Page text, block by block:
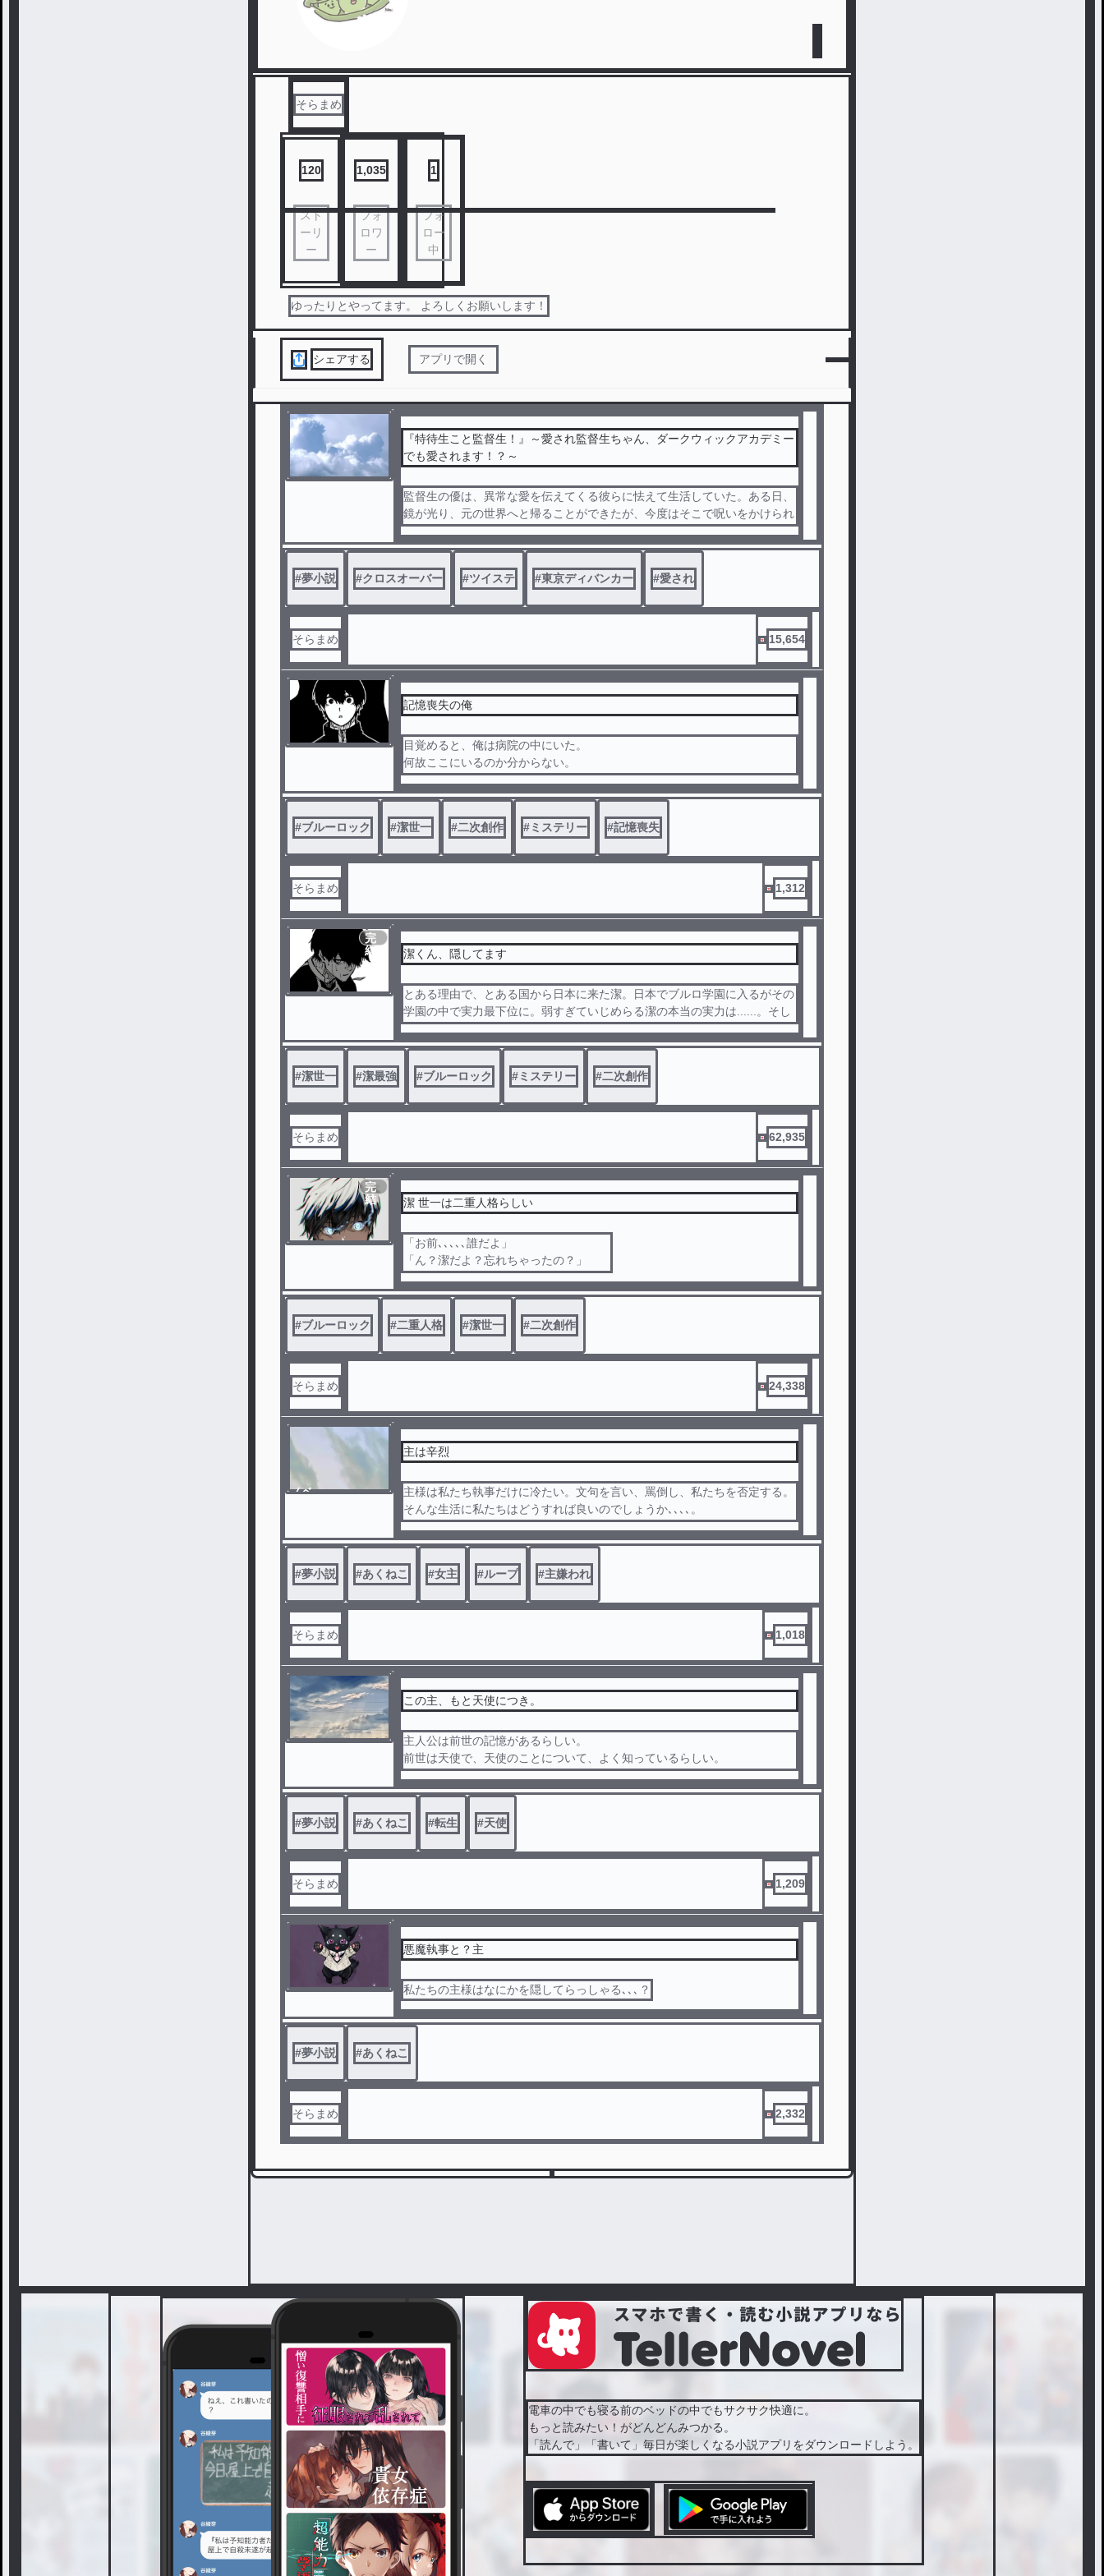
そらまめ
120
スト
ーリ
ー
1,035
フォ
ロワ
ー
1
フォ
ロー
中
ゆったりとやってます。 よろしくお願いします！
シェアする アプリで開く
『特待生こと監督生！』～愛され監督生ちゃん、ダークウィックアカデミー
でも愛されます！？～
監督生の優は、異常な愛を伝えてくる彼らに怯えて生活していた。ある日、
鏡が光り、元の世界へと帰ることができたが、今度はそこで呪いをかけられ
特待生に！
#夢小説 #クロスオーバー #ツイステ #東京ディバンカー #愛され
そらまめ 15,654
記憶喪失の俺
目覚めると、俺は病院の中にいた。
何故ここにいるのか分からない。
何故こんな大怪我をしたのか、自分は何者なのか、目の前の男は誰なのか､､
､
知らない奴からの通知、妙に手に合う拳銃、息の詰まるような監禁生活。
記憶が戻るのなら、早く戻って欲しい､､､
#ブルーロック #潔世一 #二次創作 #ミステリー #記憶喪失
そらまめ 1,312
完
結
潔くん、隠してます
とある理由で、とある国から日本に来た潔。日本でブルロ学園に入るがその
学園の中で実力最下位に。弱すぎていじめらる潔の本当の実力は......。そし
て、潔が追う“もの”とは……。あの事件が、全ての糸を引いていく.........。
『ノア。俺ら、最高の相棒だったよな』
#潔世一 #潔最強 #ブルーロック #ミステリー #二次創作
そらまめ 62,935
完
結
潔 世一は二重人格らしい
「お前､､､､､誰だよ」
「ん？潔だよ？忘れちゃったの？」
俺たちは本当の潔の姿を知らなかった。
#ブルーロック #二重人格 #潔世一 #二次創作
そらまめ 24,338
ノベ
主は辛烈
主様は私たち執事だけに冷たい。文句を言い、罵倒し、私たちを否定する。
そんな生活に私たちはどうすれば良いのでしょうか､､､､。
︎ ︎ ︎ ︎ ︎ ︎ ︎ ︎ ︎ ︎ ︎ ︎ ︎ ︎ ︎ ︎ ︎ ︎ ︎ ︎ ︎ ︎ ︎ ︎ ︎ ︎ ︎ ︎ ︎ ︎ ︎ ︎ ︎ ︎ ︎ ︎ ︎ ︎ ︎ ︎ ︎
⚠️注意⚠️
暴言 あります
嫌な気分になると思うので、苦手な人は読まないでください
#夢小説 #あくねこ #女主 #ループ #主嫌われ
そらまめ 1,018
この主、もと天使につき。
主人公は前世の記憶があるらしい。
前世は天使で、天使のことについて、よく知っているらしい。
主人公は天使の頃、地獄の日々を送っていたらしい。
天使を殺している悪魔執事のことが大嫌いらしい。
それは、仲間をたくさん殺されたからか、恐怖に思っていたからか、自分を
殺した対象だからかは、わからない。
#夢小説 #あくねこ #転生 #天使
そらまめ 1,209
悪魔執事と？主
私たちの主様はなにかを隠してらっしゃる､､､？
#夢小説 #あくねこ
そらまめ 2,332
電車の中でも寝る前のベッドの中でもサクサク快適に。
もっと読みたい！がどんどんみつかる。
「読んで」「書いて」毎日が楽しくなる小説アプリをダウンロードしよう。